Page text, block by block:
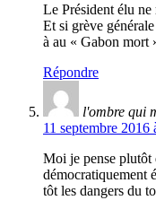
Le Président élu ne
Et si grève
à au « Gabon mort
Répondre
l'ombre qui
11 septembre
Moi je pense plutôt
démocratiquement
tôt les dangers du